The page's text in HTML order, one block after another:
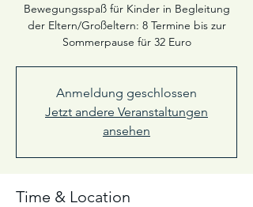
Bewegungsspaß für Kinder in Begleitung
der Eltern/Großeltern: 8 Termine bis zur
Sommerpause für 32 Euro
Anmeldung geschlossen
Jetzt andere Veranstaltungen
ansehen
Time & Location